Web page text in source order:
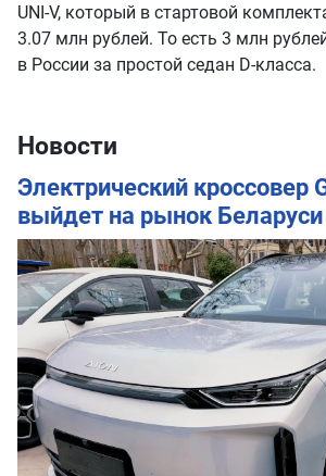
UNI-V, который в стартовой
3.07 млн рублей. То есть 3 млн
в России за простой седан D-класса.
Новости
Электрический кроссовер
выйдет на рынок Беларуси